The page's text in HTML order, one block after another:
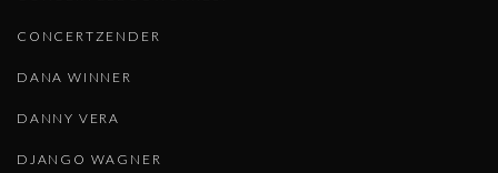
CONCERTZENDER
DANA WINNER
DANNY VERA
DJANGO WAGNER